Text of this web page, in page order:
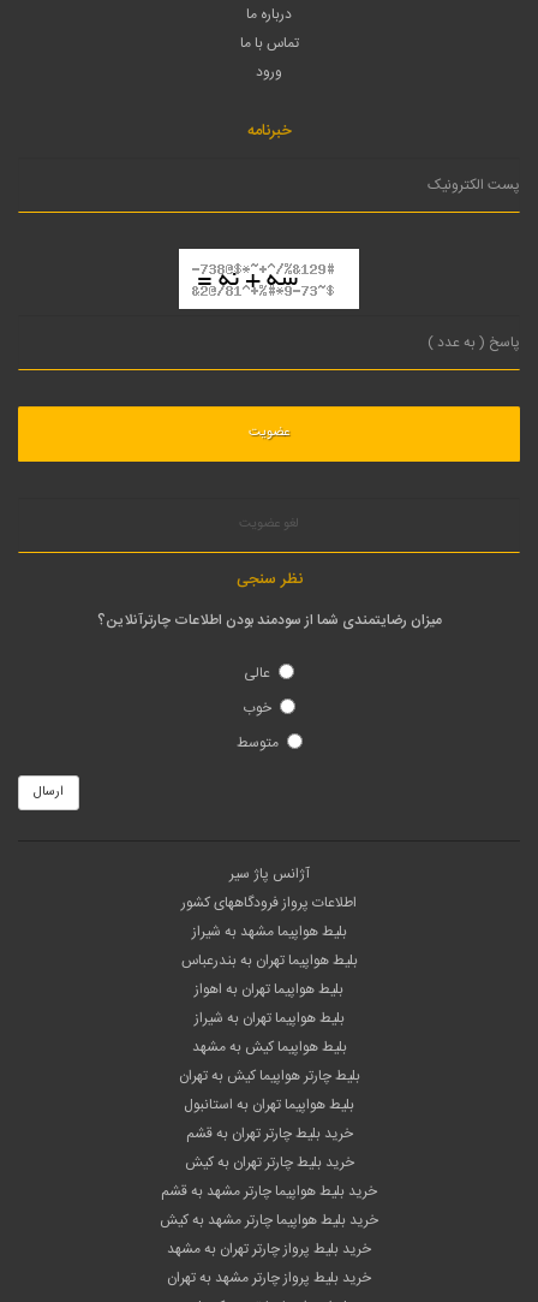
درباره ما
تماس با ما
ورود
خبرنامه
لغو عضویت
نظر سنجی
میزان رضایتمندی شما از سودمند بودن اطلاعات چارترآنلاین؟
عالی
خوب
متوسط
ارسال
آژانس پاژ سیر
اطلاعات پرواز فرودگاههای کشور
بلیط هواپیما مشهد به شیراز
بلیط هواپیما تهران به بندرعباس
بلیط هواپیما تهران به اهواز
بلیط هواپیما تهران به شیراز
بلیط هواپیما کیش به مشهد
بلیط چارتر هواپیما کیش به تهران
بلیط هواپیما تهران به استانبول
خرید بلیط چارتر تهران به قشم
خرید بلیط چارتر تهران به کیش
خرید بلیط هواپیما چارتر مشهد به قشم
خرید بلیط هواپیما چارتر مشهد به کیش
خرید بلیط پرواز چارتر تهران به مشهد
خرید بلیط پرواز چارتر مشهد به تهران